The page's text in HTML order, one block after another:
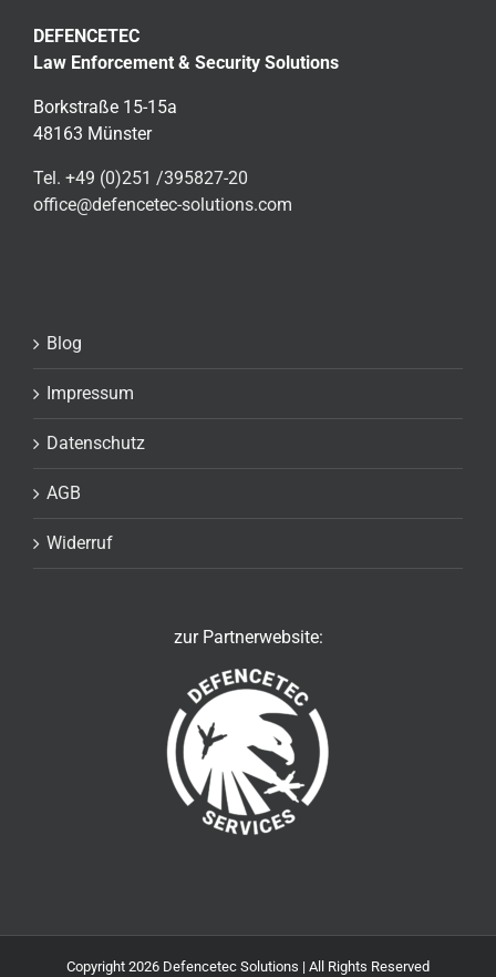
DEFENCETEC
Law Enforcement & Security Solutions
Borkstraße 15-15a
48163 Münster
Tel. +49 (0)251 /395827-20
office@defencetec-solutions.com
Blog
Impressum
Datenschutz
AGB
Widerruf
zur Partnerwebsite:
Copyright 2026 Defencetec Solutions | All Rights Reserved